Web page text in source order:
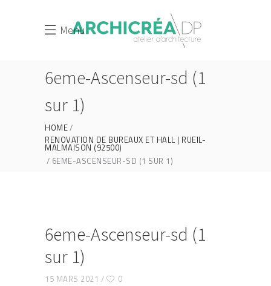
Menu
6eme-Ascenseur-sd (1
sur 1)
HOME
RENOVATION DE BUREAUX ET HALL | RUEIL-
MALMAISON (92500)
6EME-ASCENSEUR-SD (1 SUR 1)
6eme-Ascenseur-sd (1
sur 1)
15 MARS 2021 0